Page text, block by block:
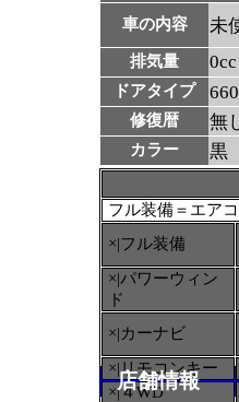
車の内容
未
排気量 0cc
ドアタイプ
修復暦 無
カラー 黒
フル装備＝エア
×|フル装備
×|パワーウィン
ド
×|カーナビ
×|リモコンキー
×|４WD
店舗情報